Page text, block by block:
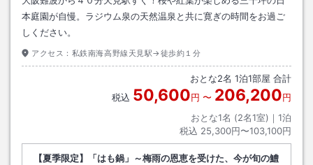
本庭園が自慢。ラジウム泉の天然温泉と共に寛ぎの時間をお過ご
しください。
アクセス： 私鉄南海高野線天見駅→徒歩約１分
おとな2名 1泊1部屋 合計
税込 50,600円 〜 206,200円
おとな1名 (2名1室)｜ 1泊
税込 25,300円〜103,100円
【夏季限定】「はも鍋」～梅雨の恩恵を受けた、今が旬の鱧